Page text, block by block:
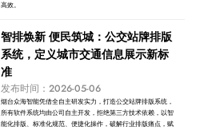
高效。
智排焕新 便民筑城：公交站牌排版
系统，定义城市交通信息展示新标
准
发布时间：2026-05-06
烟台众海智能凭借全自主研发实力，打造公交站牌排版系统，
所有软件系统均由公司自主开发，拒绝第三方技术依赖，以智
能化排版、标准化规范、便捷化操作，破解行业排版痛点，赋